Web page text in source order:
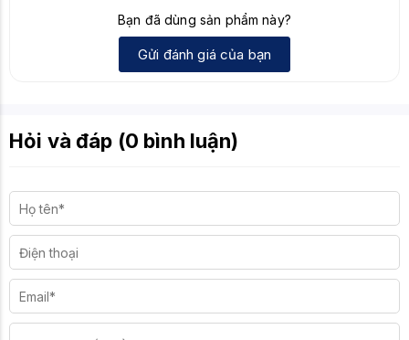
Bạn đã dùng sản phẩm này?
Gửi đánh giá của bạn
Hỏi và đáp (0 bình luận)